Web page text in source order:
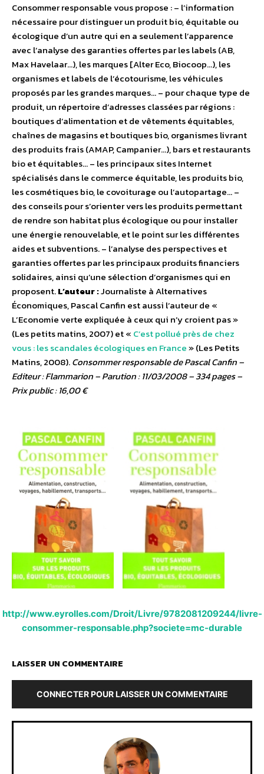
Consommer responsable vous propose : – l’information
nécessaire pour distinguer un produit bio, équitable ou
écologique d’un autre qui en a seulement l’apparence
avec l’analyse des garanties offertes par les labels (AB,
Max Havelaar…), les marques [Alter Eco, Biocoop…), les
organismes et labels de l’écotourisme, les véhicules
proposés par les grandes marques… – pour chaque type de
produit, un répertoire d’adresses classées par régions :
boutiques d’alimentation et de vêtements équitables,
chaînes de magasins et boutiques bio, organismes livrant
des produits frais (AMAP, Campanier…), bars et restaurants
bio et équitables… – les principaux sites Internet
spécialisés dans le commerce équitable, les produits bio,
les cosmétiques bio, le covoiturage ou l’autopartage… –
des conseils pour s’orienter vers les produits permettant
de rendre son habitat plus écologique ou pour installer
une énergie renouvelable, et le point sur les différentes
aides et subventions. – l’analyse des perspectives et
garanties offertes par les principaux produits financiers
solidaires, ainsi qu’une sélection d’organismes qui en
proposent.L’auteur :Journaliste à Alternatives
Économiques, Pascal Canfin est aussi l’auteur de «
L’Economie verte expliquée à ceux qui n’y croient pas »
(Les petits matins, 2007) et « C’est pollué près de chez
vous : les scandales écologiques en France» (Les Petits
Matins, 2008).Consommer responsable de Pascal Canfin –
Editeur : Flammarion – Parution : 11/03/2008 – 334 pages –
Prix public : 16,00 €
http://www.eyrolles.com/Droit/Livre/9782081209244/livre-
consommer-responsable.php?societe=mc-durable
LAISSER UN COMMENTAIRE
CONNECTER POUR LAISSER UN COMMENTAIRE